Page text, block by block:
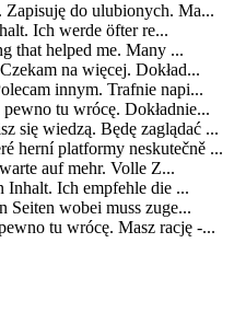
Zapisuję do ulubionych. Ma...
Ich werde öfter re...
that helped me. Many ...
na więcej. Dokład...
innym. Trafnie napi...
tu wrócę. Dokładnie...
się wiedzą. Będę zaglądać ...
herní platformy neskutečně ...
auf mehr. Volle Z...
Ich empfehle die ...
Seiten wobei muss zuge...
tu wrócę. Masz rację -...